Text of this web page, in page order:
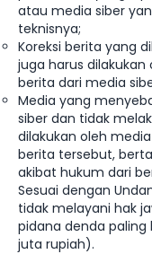
atau media siber
teknisnya;
Koreksi berita yang
juga harus
berita dari media
Media yang
siber dan tidak
dilakukan oleh
berita tersebut,
akibat hukum dari
Sesuai dengan
tidak melayani hak
pidana denda paling
juta rupiah).